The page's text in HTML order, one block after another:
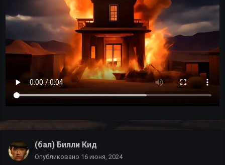
(бал) Билли Кид
Опубликовано 16 июня, 2024